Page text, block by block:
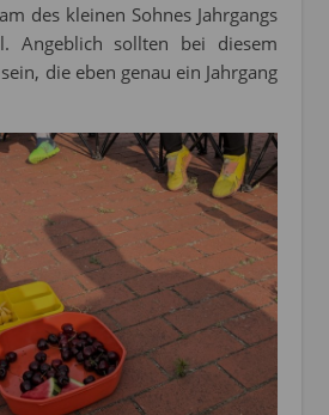
des kleinen Sohnes Jahrgangs
Angeblich sollten bei diesem
die eben genau ein Jahrgang